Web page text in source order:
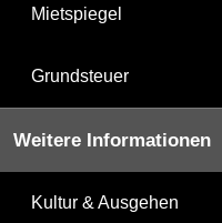
Mietspiegel
Grundsteuer
Weitere Informationen
Kultur & Ausgehen